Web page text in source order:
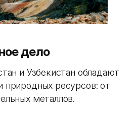
дело
и Узбекистан обладают
природных ресурсов: от
металлов.